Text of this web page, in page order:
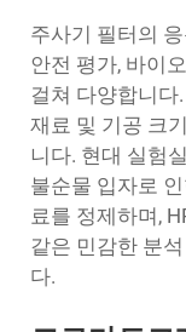
주사기 필터의
안전 평가, 바이
걸쳐 다양합니다
재료 및 기공 크
니다. 현대 실험
불순물 입자로
료를 정제하며,
같은 민감한 분
다.